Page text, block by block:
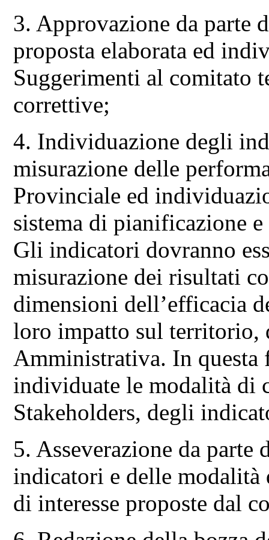
3. Approvazione da parte
proposta elaborata ed
Suggerimenti al comitato
correttive;
4. Individuazione degli
misurazione delle
Provinciale ed
sistema di pianificazione
Gli indicatori dovranno
misurazione dei risultati
dimensioni dell’efficacia
loro impatto sul territorio,
Amministrativa. In questa
individuate le modalità di
Stakeholders, degli
5. Asseverazione da
indicatori e delle
di interesse proposte dal